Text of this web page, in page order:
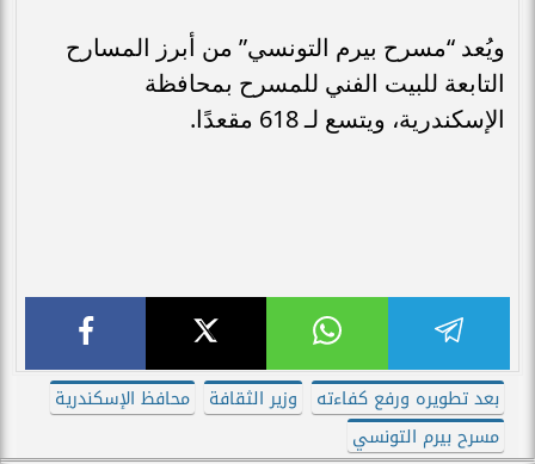
ويُعد “مسرح بيرم التونسي” من أبرز المسارح
التابعة للبيت الفني للمسرح بمحافظة
الإسكندرية، ويتسع لـ 618 مقعدًا.
بعد تطويره ورفع كفاءته وزير الثقافة
محافظ الإسكندرية
مسرح بيرم التونسي